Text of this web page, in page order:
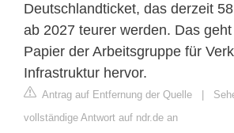
Deutschlandticket, das derzeit
ab 2027 teurer werden. Das
Papier der Arbeitsgruppe für
Infrastruktur hervor.
Antrag auf Entfernung der Quelle |
vollständige Antwort auf ndr.de an